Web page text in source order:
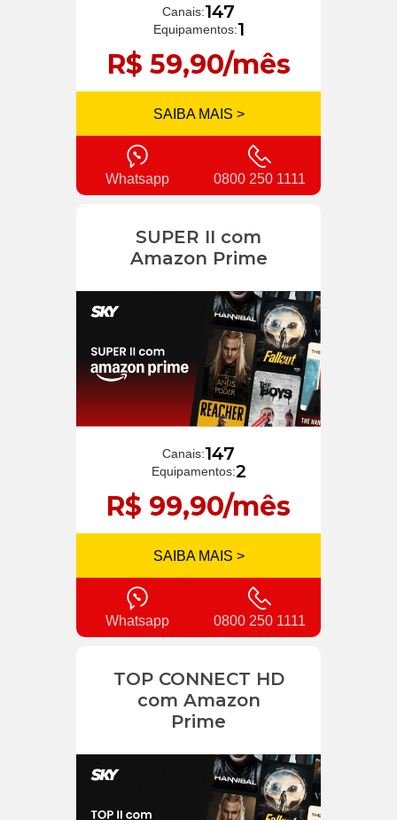
Canais:147
Equipamentos:1
R$ 59,90/mês
SAIBA MAIS >
Whatsapp 0800 250 1111
SUPER II com
Amazon Prime
Canais:147
Equipamentos:2
R$ 99,90/mês
SAIBA MAIS >
Whatsapp 0800 250 1111
TOP CONNECT HD
com Amazon
Prime